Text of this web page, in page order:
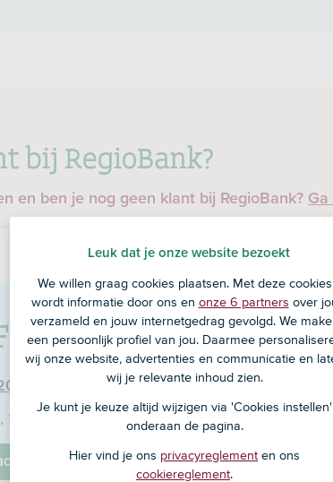
bij RegioBank?
en ben je nog geen klant bij RegioBank? Ga
in Andijk
BM
Leuk dat je onze website bezoekt
We willen graag cookies plaatsen. Met deze cookies
wordt informatie door ons en onze 6 partners over
verzameld en jouw internetgedrag gevolgd. We
een persoonlijk profiel van jou. Daarmee
wij onze website, advertenties en communicatie en
wij je relevante inhoud zien.
Je kunt je keuze altijd wijzigen via 'Cookies instellen'
onderaan de pagina.
Hier vind je ons privacyreglement en ons
cookiereglement.